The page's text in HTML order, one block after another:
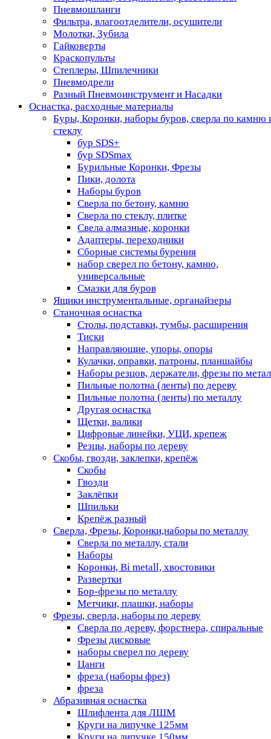
Пневмошланги
Фильтра, влагоотделители, осушители
Молотки, Зубила
Гайковерты
Краскопульты
Степлеры, Шпилечники
Пневмодрели
Разный Пневмоинструмент и Насадки
Оснастка, расходные материалы
Буры, Коронки, наборы буров, сверла по камню
стеклу
бур SDS+
бур SDSmax
Бурильные Коронки, Фрезы
Пики, долота
Наборы буров
Сверла по бетону, камню
Сверла по стеклу, плитке
Свела алмазные, коронки
Адаптеры, переходники
Сборные системы бурения
набор сверел по бетону, камню,
универсальные
Смазки для буров
Ящики инструментальные, органайзеры
Станочная оснастка
Столы, подставки, тумбы, расширения
Тиски
Направляющие, упоры, опоры
Кулачки, оправки, патроны, планшайбы
Наборы резцов, держатели, фрезы по
Пильные полотна (ленты) по дереву
Пильные полотна (ленты) по металлу
Другая оснастка
Щетки, валики
Цифровые линейки, УЦИ, крепеж
Резцы, наборы по дереву
Скобы, гвозди, заклепки, крепёж
Скобы
Гвозди
Заклёпки
Шпильки
Крепёж разный
Сверла, Фрезы, Коронки,наборы по металлу
Сверла по металлу, стали
Наборы
Коронки, Bi metall, хвостовики
Развертки
Бор-фрезы по металлу
Метчики, плашки, наборы
Фрезы, сверла, наборы по дереву
Сверла по дереву, форстнера, спиральные
Фрезы дисковые
наборы сверел по дереву
Цанги
фреза (наборы фрез)
фреза
Абразивная оснастка
Шлифлента для ЛШМ
Круги на липучке 125мм